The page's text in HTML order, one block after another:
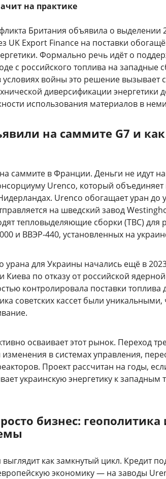
на практике
Британия объявила о выделении
UK Export Finance на поставки
Формально речь идёт о
с российского топлива на западные
войны это решение вызывает
диверсификации энергетики
использования материалов в
на саммите G7 и как
саммите в Франции. Деньги не идут
Urenco, который объединяет
Urenco обогащает уран до
на шведский завод
тепловыделяющие сборки (ТВС) для
и ВВЭР-440, установленных на
урана для Украины начались ещё в
Киева по отказу от российской
контролировала поставки топлива
советских кассет были уникальными,
осваивает этот рынок. Переход
в системах управления,
Проект рассчитан на годы,
украинскую энергетику к западным
бизнес: геополитика
как замкнутый цикл. Кредит
экономику — на заводы